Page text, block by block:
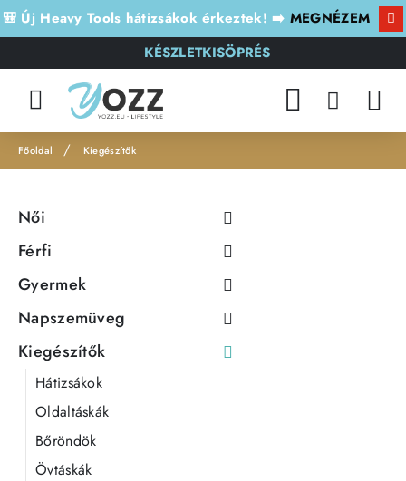
🎒 Új Heavy Tools hátizsákok érkeztek! ➡️ MEGNÉZEM
KÉSZLETKISÖPRÉS
h
m
Kiegészítők
Női
Férfi
Gyermek
Napszemüveg
Kiegészítők
Hátizsákok
Oldaltáskák
Bőröndök
Övtáskák